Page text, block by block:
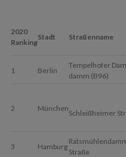
2020
Ranking
Stadt Straßenname
1 Berlin
Tempelhofer
damm (B96)
2 München
Schleißheimer
3 Hamburg
Straße